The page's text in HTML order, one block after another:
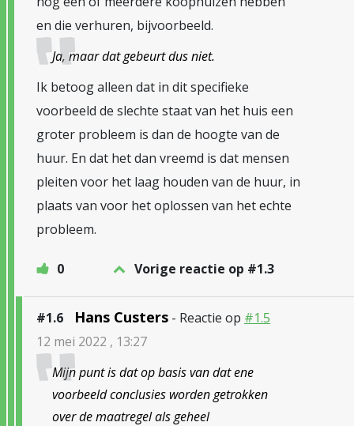
en die verhuren, bijvoorbeeld.
Ja, maar dat gebeurt dus niet.
Ik betoog alleen dat in dit specifieke
voorbeeld de slechte staat van het huis een
groter probleem is dan de hoogte van de
huur. En dat het dan vreemd is dat mensen
pleiten voor het laag houden van de huur, in
plaats van voor het oplossen van het echte
probleem.
0 Vorige reactie op #1.3
#1.6 Hans Custers - Reactie op #1.5
12 mei 2022 , 13:27
Mijn punt is dat op basis van dat ene
voorbeeld conclusies worden getrokken
over de maatregel als geheel